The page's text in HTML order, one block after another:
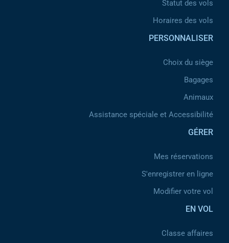
Statut des vols
Horaires des vols
PERSONNALISER
Choix du siège
Bagages
Animaux
Assistance spéciale et Accessibilité
GÉRER
Mes réservations
S'enregistrer en ligne
Modifier votre vol
EN VOL
Classe affaires